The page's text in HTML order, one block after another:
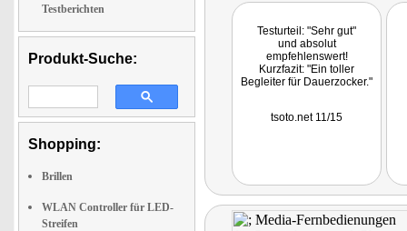
Testberichten
Produkt-Suche:
Shopping:
Brillen
WLAN Controller für LED-
Streifen
Testurteil: "Sehr gut"
und absolut
empfehlenswert!
Kurzfazit: "Ein toller
Begleiter für Dauerzocker."
tsoto.net 11/15